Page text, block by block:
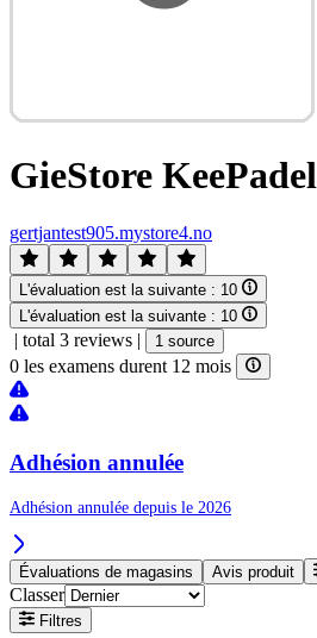
GieStore KeePadel
gertjantest905.mystore4.no
L'évaluation est la suivante : 10
L'évaluation est la suivante : 10
| total 3 reviews | 1 source
0 les examens durent 12 mois
Adhésion annulée
Adhésion annulée depuis le 2026
Évaluations de magasins Avis produit
Classer
Filtres